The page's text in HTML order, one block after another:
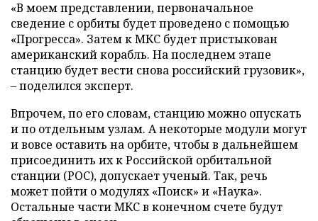
«В моем представлении, первоначальное
сведение с орбиты будет проведено с помощью
«Прогресса». Затем к МКС будет пристыкован
американский корабль. На последнем этапе
станцию будет вести снова российский грузовик»,
– поделился эксперт.
Впрочем, по его словам, станцию можно опускать
и по отдельным узлам. А некоторые модули могут
и вовсе оставить на орбите, чтобы в дальнейшем
присоединить их к Российской орбитальной
станции (РОС), допускает ученый. Так, речь
может пойти о модулях «Поиск» и «Наука».
Остальные части МКС в конечном счете будут